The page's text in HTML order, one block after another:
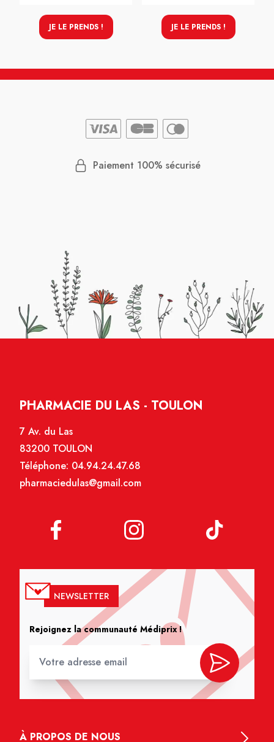
JE LE PRENDS ! JE LE PRENDS !
Paiement 100% sécurisé
PHARMACIE DU LAS - TOULON
7 Av. du Las
83200 TOULON
Téléphone: 04.94.24.47.68
pharmaciedulas@gmail.com
NEWSLETTER
Rejoignez la communauté Médiprix !
À PROPOS DE NOUS